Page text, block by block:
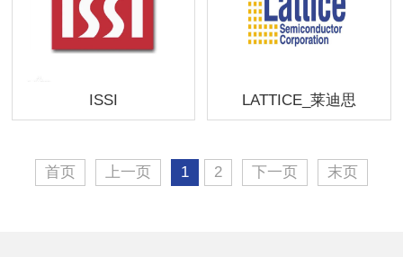
ISSI LATTICE_莱迪思
首页 上一页 1 2 下一页 末页